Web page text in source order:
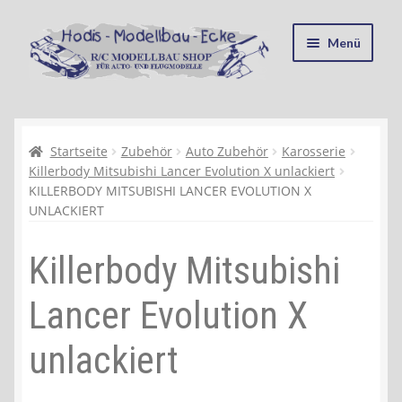
Zur
Navigation
springen
Zum
Inhalt
springen
Menü
Kasse
Mein Konto
Warenkorb
Startseite Zubehör Auto Zubehör
Karosserie
Killerbody Mitsubishi Lancer Evolution X unlackiert
KILLERBODY MITSUBISHI LANCER EVOLUTION X
UNLACKIERT
Killerbody Mitsubishi
Lancer Evolution X
unlackiert